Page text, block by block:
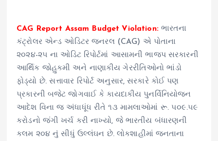
CAG Report Assam Budget Violation:ભારતના
કંટ્રોલર એન્ડ ઓડિટર જનરલ (CAG) એ પોતાના
૨૦૨૪-૨૫ ના ઓડિટ રિપોર્ટમાં આસામની ભાજપ સરકારની
આર્થિક જોહુકમી અને નાણાકીય ગેરરીતિઓનો ભાંડો
ફોડ્યો છે. સત્તાવાર રિપોર્ટ અનુસાર, સરકારે કોઈ પણ
પ્રકારની બજેટ જોગવાઈ કે કાયદાકીય પુનર્વિનિયોજન
આદેશ વિના જ અંધાધૂંધ રીતે ૧૩ મામલાઓમાં રૂ. ૫૦૯.૫૯
કરોડનો જંગી ખર્ચ કરી નાખ્યો, જે ભારતીય બંધારણની
કલમ ૨૦૪ નું સીધું ઉલ્લંઘન છે. લોકશાહીમાં જનતાના